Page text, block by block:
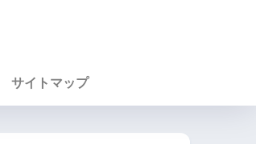
サイトマップ